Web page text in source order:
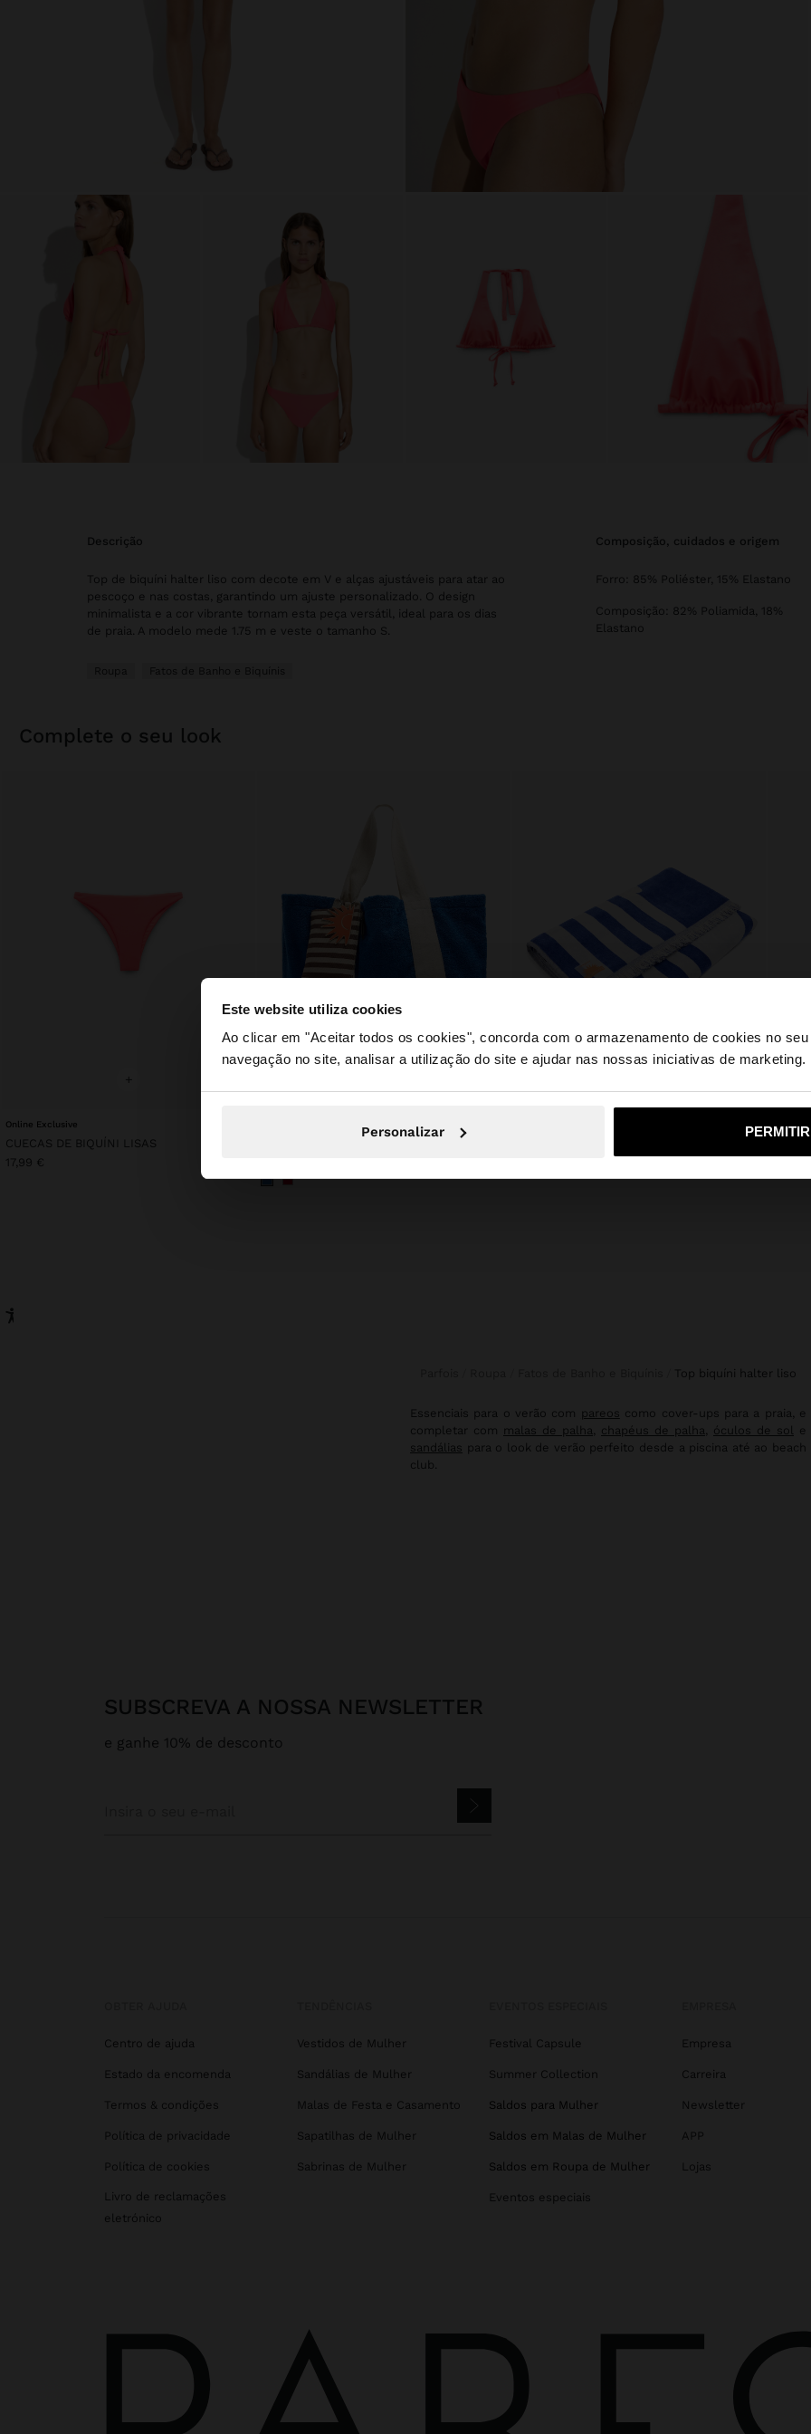
Este website utiliza cookies
Ao clicar em "Aceitar todos os cookies", concorda com o armazenamento de cookies no
navegação no site, analisar a utilização do site e ajudar nas nossas iniciativas de marketing.
Personalizar
olá
Está a aceder ao site a partir de Portugal. Deseja navegar no nosso site
Sim,
descrição
Top de biquíni halter liso com decote em V e alças ajustáveis para atar ao
pescoço e nas costas, garantindo um ajuste personalizado. O design
minimalista e a cor vibrante tornam esta peça versátil, ideal para os dias
de praia. A modelo mede 1.75 m e veste o tamanho S.
Roupa Fatos de Banho e Biquínis
composição, cuidados e origem
Forro: 85% Poliéster, 15% Elastano
Composição: 82% Poliamida, 18%
Elastano
complete o seu look
+
Online Exclusive
CUECAS DE BIQUÍNI LISAS
17,99 €
TOALHA DE PRAIA ESTAMPADA 100% ALGODÃO
top biquíni halter liso
Essenciais para o verão com pareos como cover-ups para a praia, e
completar com malas de palha chapéus de palha óculos de sol e
sandálias para o look de verão perfeito desde a piscina até ao beach
club.
SUBSCREVA A NOSSA NEWSLETTER
e ganhe 10% de desconto
Centro de ajuda
Estado da encomenda
Termos & condições
Política de privacidade
Política de cookies
Livro de reclamações
eletrónico
Vestidos de Mulher
Sandálias de Mulher
Malas de Festa e Casamento
Sapatilhas de Mulher
Sabrinas de Mulher
Festival Capsule
Summer Collection
Saldos para Mulher
Saldos em Malas de Mulher
Saldos em Roupa de Mulher
Eventos especiais
Empresa
Carreira
Newsletter
APP
Lojas